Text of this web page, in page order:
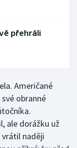
přehráli
Američané
obranné
ale dorážku už
naději